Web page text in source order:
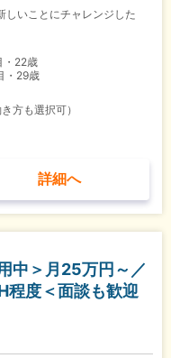
しいことにチャレンジした
・22歳
・29歳
方も選択可）
詳細へ
中＞月25万円～／
程度＜面談も歓迎